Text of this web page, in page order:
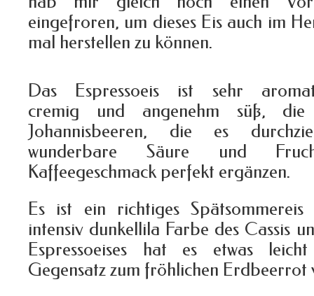
eingefroren, um dieses Eis auch im
mal herstellen zu können.
Das Espressoeis ist sehr
cremig und angenehm süß,
Johannisbeeren, die es
wunderbare Säure und
Kaffeegeschmack perfekt ergänzen.
Es ist ein richtiges
intensiv dunkellila Farbe des Cassis
Espressoeises hat es etwas
Gegensatz zum fröhlichen Erdbeerrot